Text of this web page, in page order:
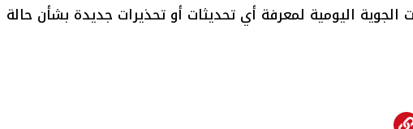
الجوية اليومية لمعرفة أي تحديثات أو تحذيرات جديدة بشأن حالة